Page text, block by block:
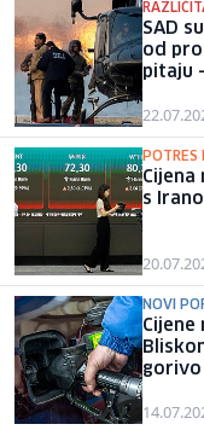
SAD
od
pitaju
POTRES
s
NOVI
gorivo